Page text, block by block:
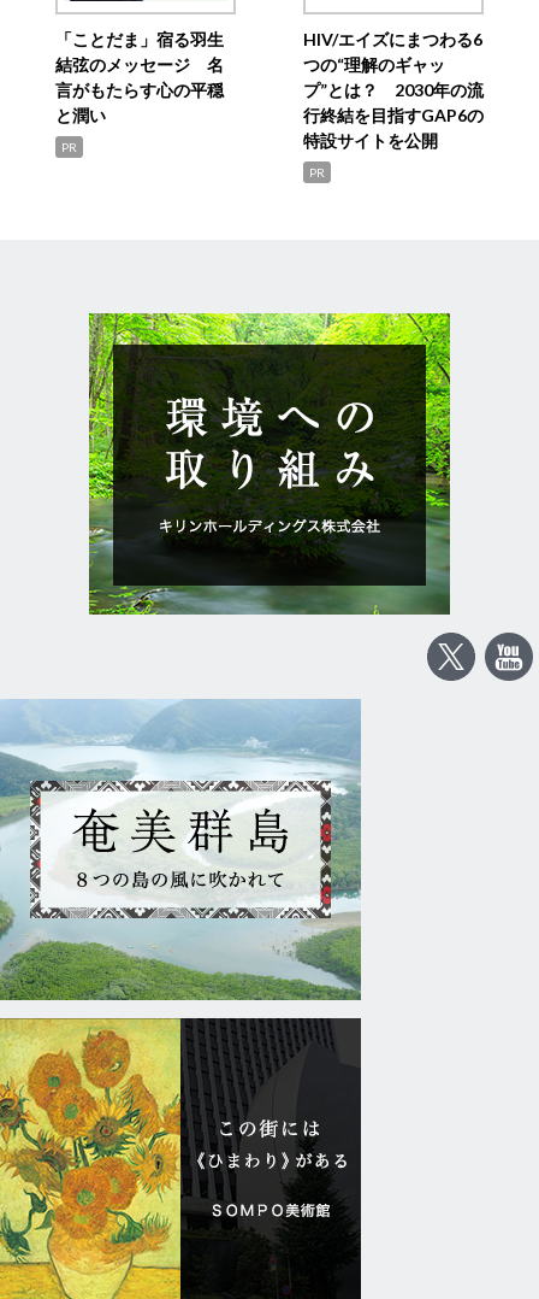
「ことだま」宿る羽生
結弦のメッセージ 名
言がもたらす心の平穏
と潤い
PR
HIV/エイズにまつわる6
つの“理解のギャッ
プ”とは？ 2030年の流
行終結を目指すGAP6の
特設サイトを公開
PR